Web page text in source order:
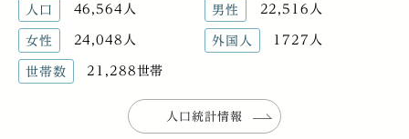
人口 46,564人 男性 22,516人
女性 24,048人 外国人 1727人
世帯数 21,288世帯
人口統計情報